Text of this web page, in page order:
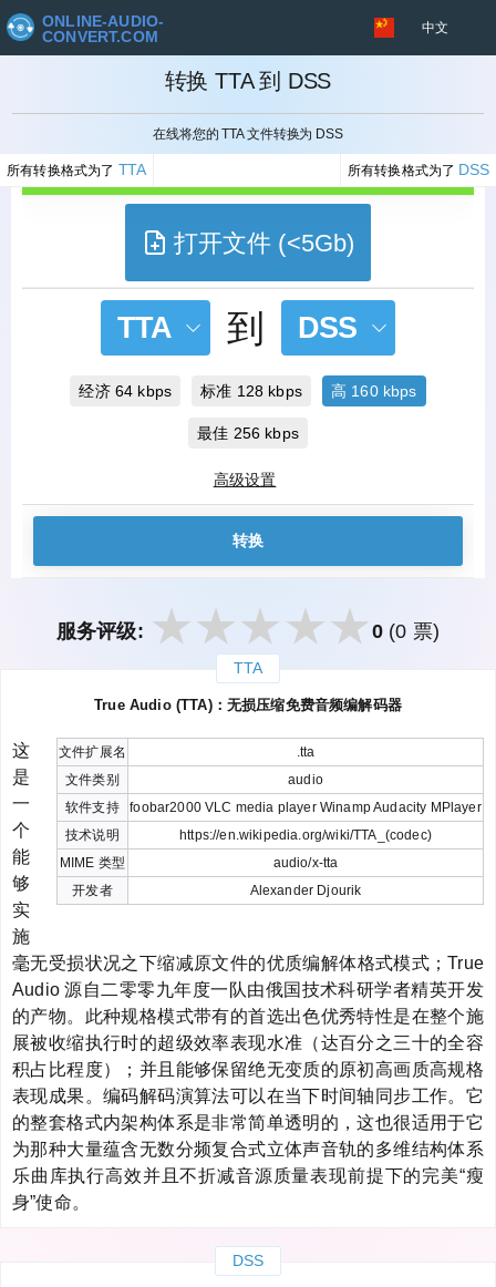
ONLINE-AUDIO-
CONVERT.COM
中文
转换 TTA 到 DSS
在线将您的 TTA 文件转换为 DSS
所有转换格式为了 TTA 所有转换格式为了 DSS
取消
打开文件 (<5Gb)
TTA 到 DSS
经济 64 kbps 标准 128 kbps 高 160 kbps
最佳 256 kbps
高级设置
转换
服务评级: 0 (0 票)
TTA
True Audio (TTA)：无损压缩免费音频编解码器
文件扩展名
.tta
文件类别
audio
软件支持
foobar2000 VLC media player Winamp Audacity MPlayer
技术说明
https://en.wikipedia.org/wiki/TTA_(codec)
MIME 类型
audio/x-tta
开发者
Alexander Djourik
这
是
一
个
能
够
实
施
毫无受损状况之下缩减原文件的优质编解体格式模式；True
Audio 源自二零零九年度一队由俄国技术科研学者精英开发
的产物。此种规格模式带有的首选出色优秀特性是在整个施
展被收缩执行时的超级效率表现水准（达百分之三十的全容
积占比程度）；并且能够保留绝无变质的原初高画质高规格
表现成果。编码解码演算法可以在当下时间轴同步工作。它
的整套格式内架构体系是非常简单透明的，这也很适用于它
为那种大量蕴含无数分频复合式立体声音轨的多维结构体系
乐曲库执行高效并且不折减音源质量表现前提下的完美“瘦
身”使命。
DSS